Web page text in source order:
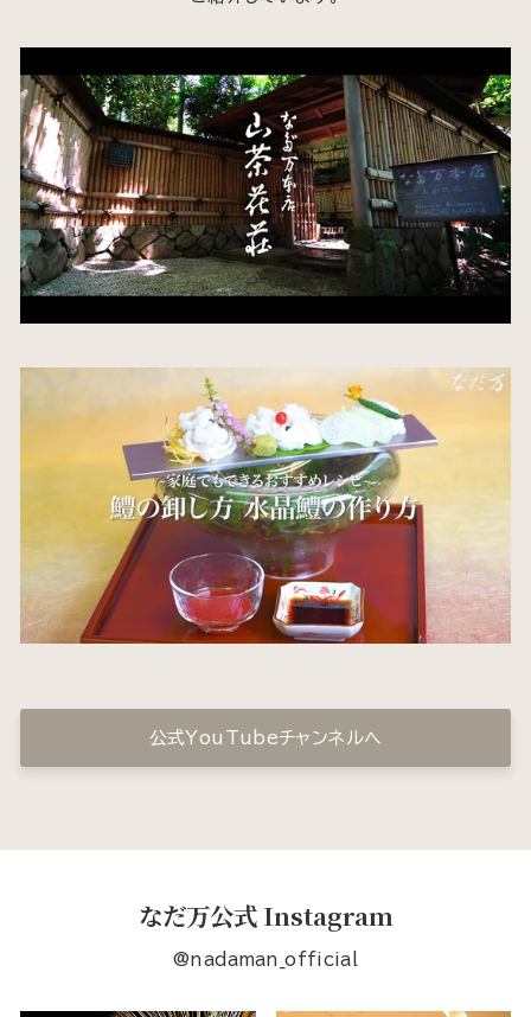
公式YouTubeチャンネルへ
なだ万公式 Instagram
@nadaman_official